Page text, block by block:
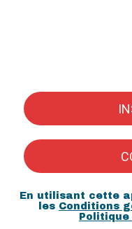
En utilisant cette
les Conditions